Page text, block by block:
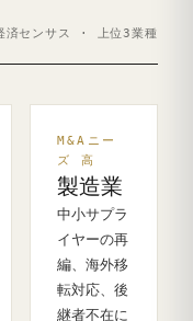
済センサス · 上位3業種
M&Aニー
ズ 高
製造業
中小サプラ
イヤーの再
編、海外移
転対応、後
継者不在に